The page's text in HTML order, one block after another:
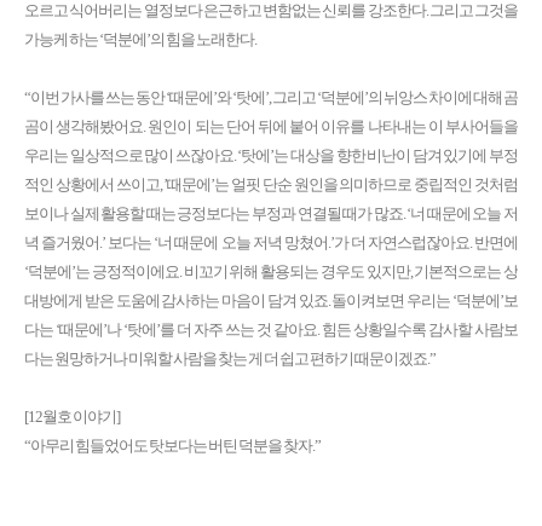
오르고 식어버리는 열정보다 은근하고 변함없는 신뢰를 강조한다. 그리고 그것을
가능케 하는 ‘덕분에’의 힘을 노래한다.
“이번 가사를 쓰는 동안 ‘때문에’와 ‘탓에’, 그리고 ‘덕분에’의 뉘앙스 차이에 대해 곰
곰이 생각해봤어요. 원인이 되는 단어 뒤에 붙어 이유를 나타내는 이 부사어들을
우리는 일상적으로 많이 쓰잖아요. ‘탓에’는 대상을 향한 비난이 담겨 있기에 부정
적인 상황에서 쓰이고, ’때문에’는 얼핏 단순 원인을 의미하므로 중립적인 것처럼
보이나 실제 활용할 때는 긍정보다는 부정과 연결될 때가 많죠. ‘너 때문에 오늘 저
녁 즐거웠어.’ 보다는 ‘너 때문에 오늘 저녁 망쳤어.’가 더 자연스럽잖아요. 반면에
‘덕분에’는 긍정적이에요. 비꼬기 위해 활용되는 경우도 있지만, 기본적으로는 상
대방에게 받은 도움에 감사하는 마음이 담겨 있죠. 돌이켜보면 우리는 ‘덕분에’보
다는 ‘때문에’나 ‘탓에’를 더 자주 쓰는 것 같아요. 힘든 상황일수록 감사할 사람보
다는 원망하거나 미워할 사람을 찾는 게 더 쉽고 편하기 때문이겠죠.”
[12월호 이야기]
“아무리 힘들었어도 탓보다는 버틴 덕분을 찾자.”